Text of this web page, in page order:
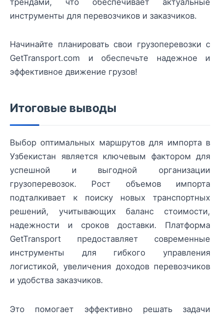
трендами, что обеспечивает актуальные
инструменты для перевозчиков и заказчиков.
Начинайте планировать свои грузоперевозки с
GetTransport.com и обеспечьте надежное и
эффективное движение грузов!
Итоговые выводы
Выбор оптимальных маршрутов для импорта в
Узбекистан является ключевым фактором для
успешной и выгодной организации
грузоперевозок. Рост объемов импорта
подталкивает к поиску новых транспортных
решений, учитывающих баланс стоимости,
надежности и сроков доставки. Платформа
GetTransport предоставляет современные
инструменты для гибкого управления
логистикой, увеличения доходов перевозчиков
и удобства заказчиков.
Это помогает эффективно решать задачи